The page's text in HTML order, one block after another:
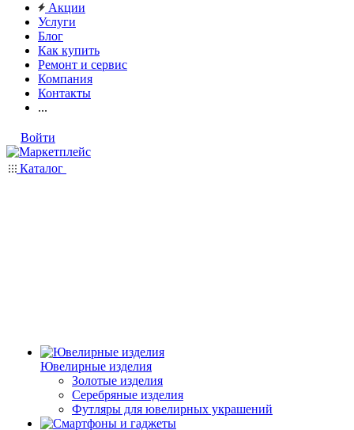
Акции
Услуги
Блог
Как купить
Ремонт и сервис
Компания
Контакты
...
Войти
Каталог
Ювелирные изделия
Золотые изделия
Серебряные изделия
Футляры для ювелирных украшений